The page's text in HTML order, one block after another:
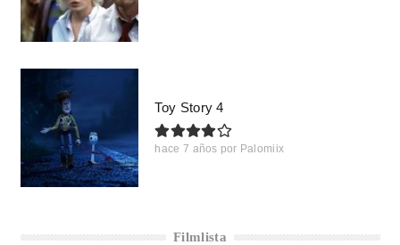
Toy Story 4
hace 7 años por Palomiix
Filmlista